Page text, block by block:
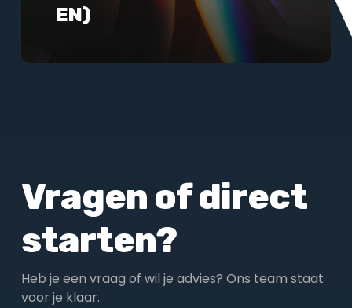
EN)
Vragen of direct
starten?
Heb je een vraag of wil je advies? Ons team staat
voor je klaar.